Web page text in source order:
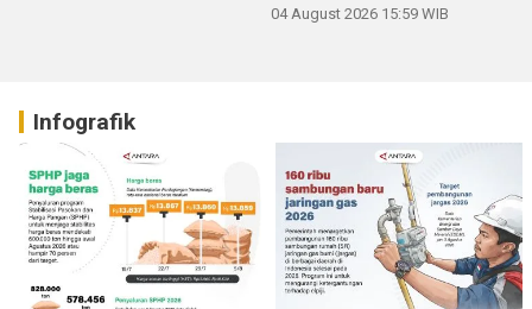
04 August 2026 15:59 WIB
Infografik